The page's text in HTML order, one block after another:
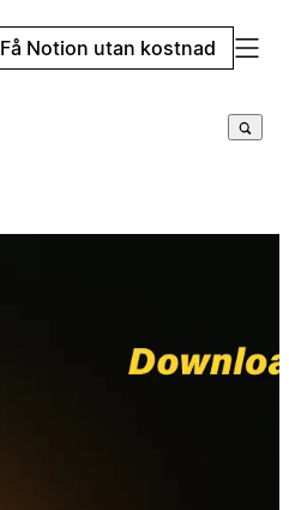
Få Notion utan kostnad